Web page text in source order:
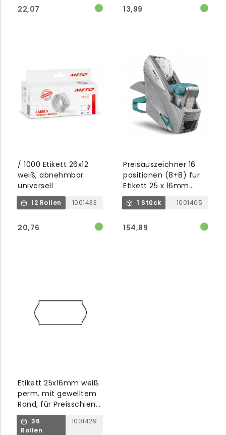
22,07 13,99
/ 1000 Etikett 26x12
weiß, abnehmbar
universell
12 Rollen 1001433
20,76
Preisauszeichner 16
positionen (8+8) für
Etikett 25 x 16mm
silber/taupe
1 Stück 1001405
154,89
Etikett 25x16mm weiß
perm. mit gewelltem
Rand, für Preisschiene
1001405
36
Rollen
1001429